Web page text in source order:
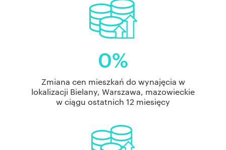
0%
Zmiana cen mieszkań do wynajęcia w
lokalizacji Bielany, Warszawa, mazowieckie
w ciągu ostatnich 12 miesięcy